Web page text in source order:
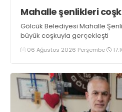
Mahalle şenlikleri
Gölcük Belediyesi Mahalle
büyük coşkuyla gerçekleşti
06 Ağustos 2026 Perşembe